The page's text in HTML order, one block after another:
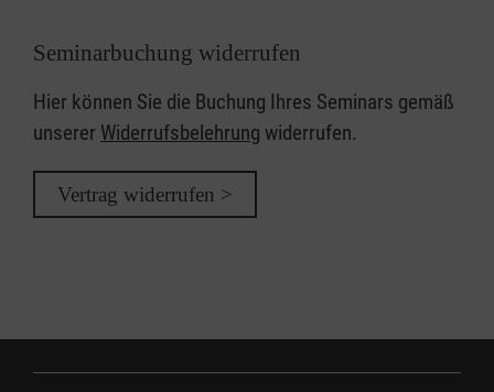
Seminarbuchung widerrufen
Hier können Sie die Buchung Ihres Seminars gemäß
unserer Widerrufsbelehrung widerrufen.
Vertrag widerrufen >